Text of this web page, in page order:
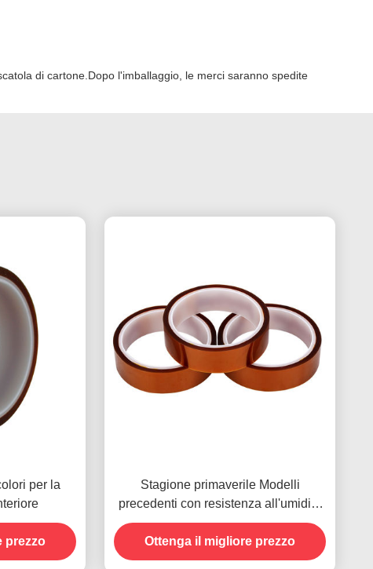
di cartone.Dopo l'imballaggio, le merci saranno spedite
per la
prezzo
Stagione primaverile Modelli
precedenti con resistenza all'umidità
e resistenza alla buccia 2.5N/25mm
Ottenga il migliore prezzo